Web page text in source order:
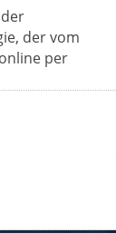
der vom
per